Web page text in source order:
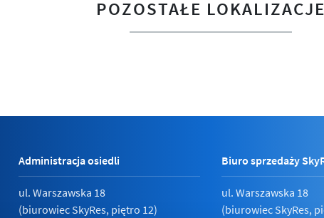
POZOSTAŁE LOKALIZACJE
Administracja osiedli
ul. Warszawska 18
(biurowiec SkyRes, piętro 12)
Biuro sprzedaży
ul. Warszawska 18
(biurowiec SkyRes,